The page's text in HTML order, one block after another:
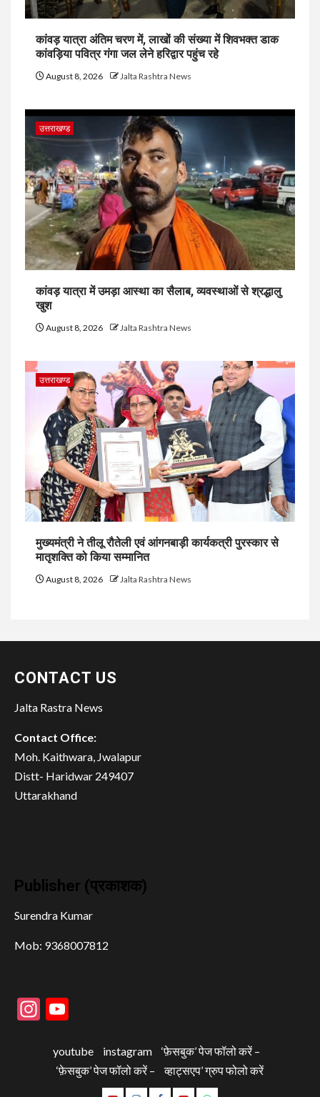
कांवड़ यात्रा अंतिम चरण में, लाखों की संख्या में शिवभक्त डाक
कांवड़िया पवित्र गंगा जल लेने हरिद्वार पहुंच रहे
August 8, 2026 Jalta Rashtra News
उत्तराखण्ड
कांवड़ यात्रा में उमड़ा आस्था का सैलाब, व्यवस्थाओं से श्रद्धालु
खुश
August 8, 2026 Jalta Rashtra News
उत्तराखण्ड
मुख्यमंत्री ने तीलू रौतेली एवं आंगनबाड़ी कार्यकत्री पुरस्कार से
मातृशक्ति को किया सम्मानित
August 8, 2026 Jalta Rashtra News
CONTACT US
Jalta Rastra News
Contact Office:
Moh. Kaithwara, Jwalapur
Distt- Haridwar 249407
Uttarakhand
Publisher (प्रकाशक)
Surendra Kumar
Mob: 9368007812
Instagram
youtube instagram
‘फ़ेसबुक’ पेज फॉलो करें –
‘फ़ेसबुक’ पेज फॉलो करें –
व्हाट्सएप’ ग्रुप फोलो करें